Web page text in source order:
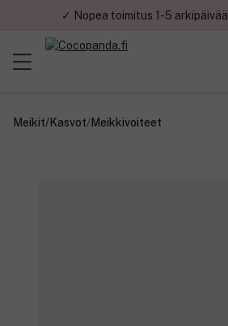
✓ Nopea toimitus 1-5 arkipäivää
Meikit/Kasvot/Meikkivoiteet